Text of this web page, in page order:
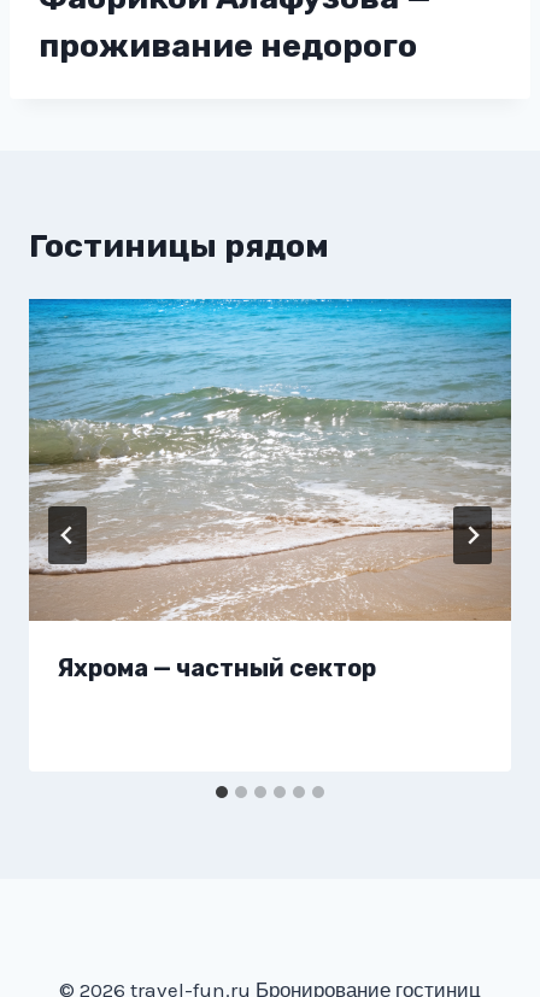
проживание недорого
Гостиницы рядом
Яхрома — частный сектор
© 2026 travel-fun.ru Бронирование гостиниц